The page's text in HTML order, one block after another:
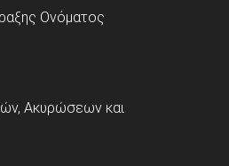
Ονόματος
Ακυρώσεων και